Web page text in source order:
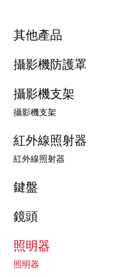
其他產品
攝影機防護罩
攝影機支架
攝影機支架
紅外線照射器
紅外線照射器
鍵盤
鏡頭
照明器
照明器